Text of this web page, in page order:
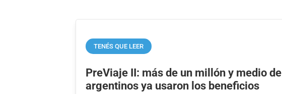
TENÉS QUE LEER
PreViaje II: más de un millón y medio de
argentinos ya usaron los beneficios